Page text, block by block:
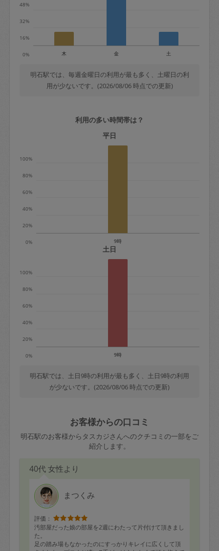
土曜日8時〜実施時間＝依頼金額の100%
＋交通費全額
依頼者不在による当日キャンセル＝依頼
金額の100%＋交通費全額
定期契約をキャンセルする場合、毎週定
期は月2回まで隔週定期は月1回までキャ
ンセル料は発生しません。それ以上はキ
※キャンセル料金の設定について：
定期依頼1回（3時間）の金額とスポット
0%
16%
32%
48%
木 金 土
明石駅では、毎週金曜日の利用が最も多く、土曜日の利
用が少ないです。(2026/08/06 時点での更新)
利用の多い時間帯は？
平日
0%
20%
40%
60%
80%
100%
9時
土日
0%
20%
40%
60%
80%
100%
9時
明石駅では、土日9時の利用が最も多く、土日9時の利用
が少ないです。(2026/08/06 時点での更新)
お客様からの口コミ
明石駅のお客様からタスカジさんへのクチコミの一部をご
紹介します。
40代 女性より
まつくみ
評価：
汚部屋だった娘の部屋を2週にわたって片付けて頂きまし
た。
足の踏み場もなかったのにすっかりキレイに広くして頂